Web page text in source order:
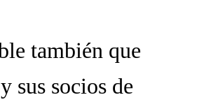
también que
sus socios de